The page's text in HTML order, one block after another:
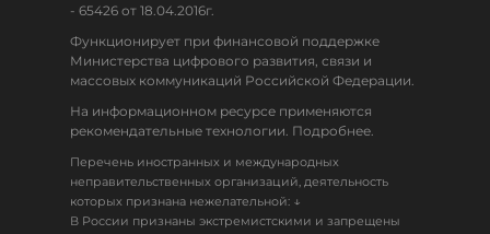
- 65426 от 18.04.2016г.
Функционирует при финансовой поддержке
Министерства цифрового развития, связи и
массовых коммуникаций Российской Федерации.
На информационном ресурсе применяются
рекомендательные технологии. Подробнее.
Перечень иностранных и международных
неправительственных организаций, деятельность
которых признана нежелательной: ↓
В России признаны экстремистскими и запрещены